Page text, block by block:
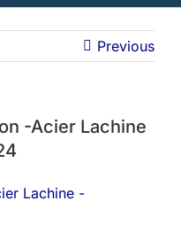
Previous
-Acier Lachine
Lachine -